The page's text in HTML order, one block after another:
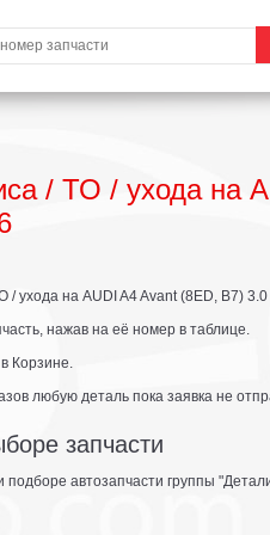
/ ТО / ухода на
ухода на AUDI A4 Avant (8ED, B7)
нажав на её номер в таблице.
Корзине.
любую деталь пока заявка не
запчасти
подборе автозапчасти группы